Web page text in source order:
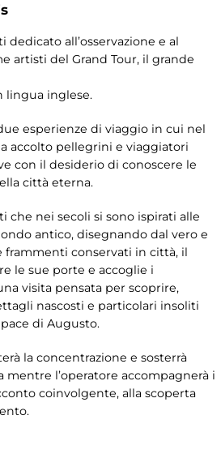
all’osservazione e al
artisti del Grand Tour, il grande
lingua inglese.
esperienze di viaggio in cui nel
accolto pellegrini e viaggiatori
con il desiderio di conoscere le
città eterna.
che nei secoli si sono ispirati alle
antico, disegnando dal vero e
conservati in città, il
le sue porte e accoglie i
visita pensata per scoprire,
nascosti e particolari insoliti
di Augusto.
la concentrazione e sosterrà
mentre l’operatore accompagnerà i
coinvolgente, alla scoperta